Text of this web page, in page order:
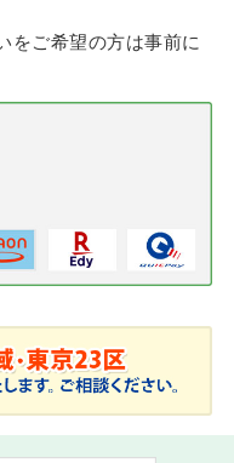
をご希望の方は事前に